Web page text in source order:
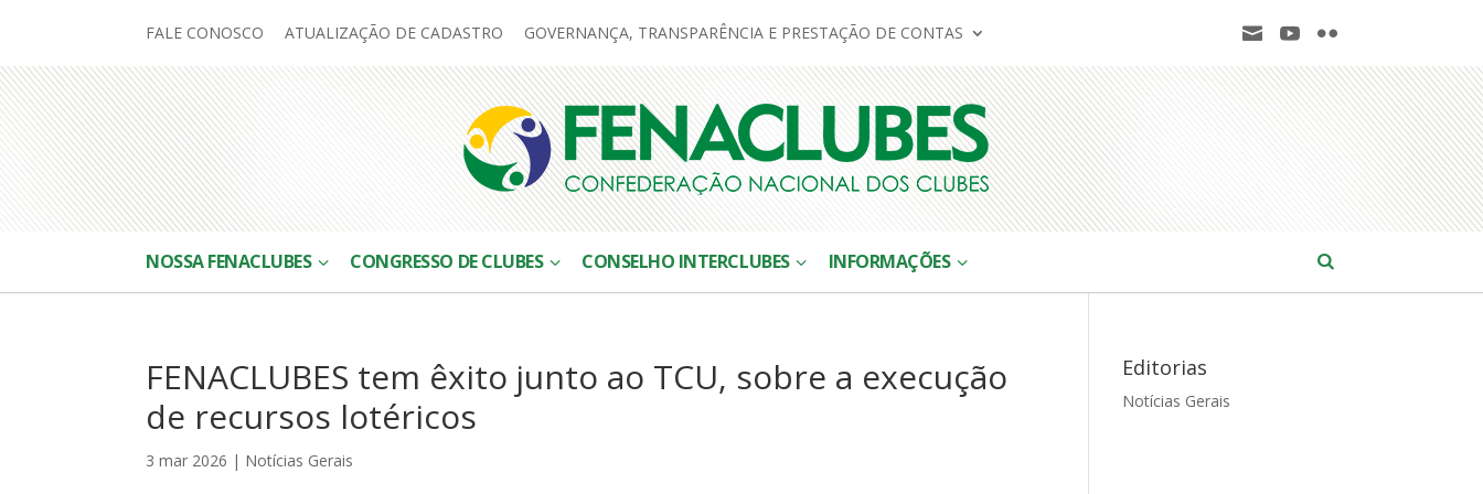
FALE CONOSCO ATUALIZAÇÃO DE CADASTRO GOVERNANÇA, TRANSPARÊNCIA E PRESTAÇÃO DE CONTAS
NOSSA FENACLUBES CONGRESSO DE CLUBES CONSELHO INTERCLUBES INFORMAÇÕES
FENACLUBES tem êxito junto ao TCU, sobre a execução
de recursos lotéricos
3 mar 2026 | Notícias Gerais
Editorias
Notícias Gerais